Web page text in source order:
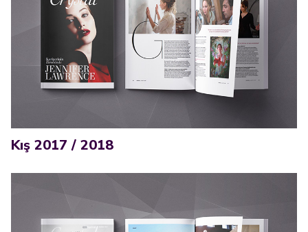
Kış 2017 / 2018